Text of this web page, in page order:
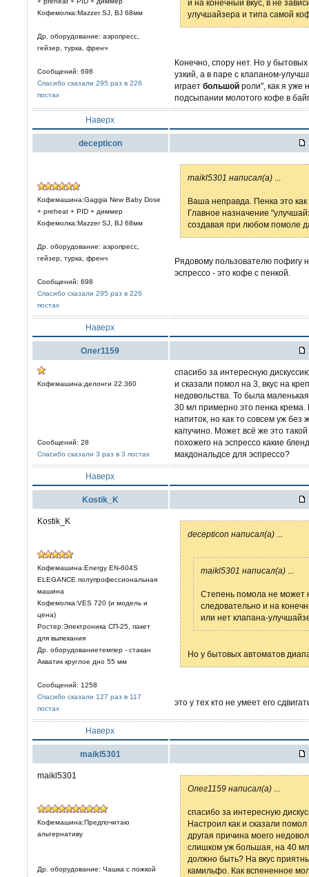
Кофемолка:Mazzer SJ, BJ 68мм
Др. оборудование: аэропресс,
гейзер, турка, френч
Сообщений: 698
Спасибо сказали 295 раз в 226
постах
и на конечный вкус, в не
улучшайзера и типа самой
Конечно, спору нет. Но у
узкий, а в паре с клапаном-
играет большой роли", как я уже
подсыпании молотого кофе в
Наверх
decepticon
Кофемашина:Gaggia New Baby Dose
+ preheat + PID + диммер
Кофемолка:Mazzer SJ, BJ 68мм
Др. оборудование: аэропресс,
гейзер, турка, френч
Сообщений: 698
Спасибо сказали 295 раз в 226
постах
maikl5301 написал(а)
Ваша неправда. Пенка это как
Главное назначение
создавая при любом помоле
Рядовому пользователю пофигу
эспрессо - это кофе с пенкой.
Наверх
Олег1159
Кофемашина:делонги 22.360
Сообщений: 28
Спасибо сказали 3 раз в 3 постах
спасибо за интересную
и сказали помол на 3, вкус на
недовольства. То была
30 мл примерно это пенка
напиток, но как то совсем уж
капучино. Может всё же это
похожего на эспрессо какие
макдональдсе для эспрессо?
Наверх
Kostik_K
Kostik_K
Кофемашина:Energy EN-604S
ELEGANCE полупрофессиональная
машина
Кофемолка:VES 720 (и модель и
цена)
Ростер:Электроника СП-25, пакет
для выпекания
Др. оборудованиетемпер - стакан
Акватик круглое дно 55 мм
Сообщений: 1258
Спасибо сказали 127 раз в 117
постах
decepticon написал(а)
maikl5301 написал(а)
Степень помола не может
следовательно и на
или нет клапана-
Но у бытовых автоматов
это у тех кто не умеет его
Наверх
maikl5301
maikl5301
Кофемашина:Предпочитаю
альтернативу
Др. оборудование: Чашка с ложкой
Олег1159 написал(а)
спасибо за интересную
Настроил как и сказали
другая причина моего
слишком уж большая, на 40
должно быть? На вкус
камильфо. Как вспененное